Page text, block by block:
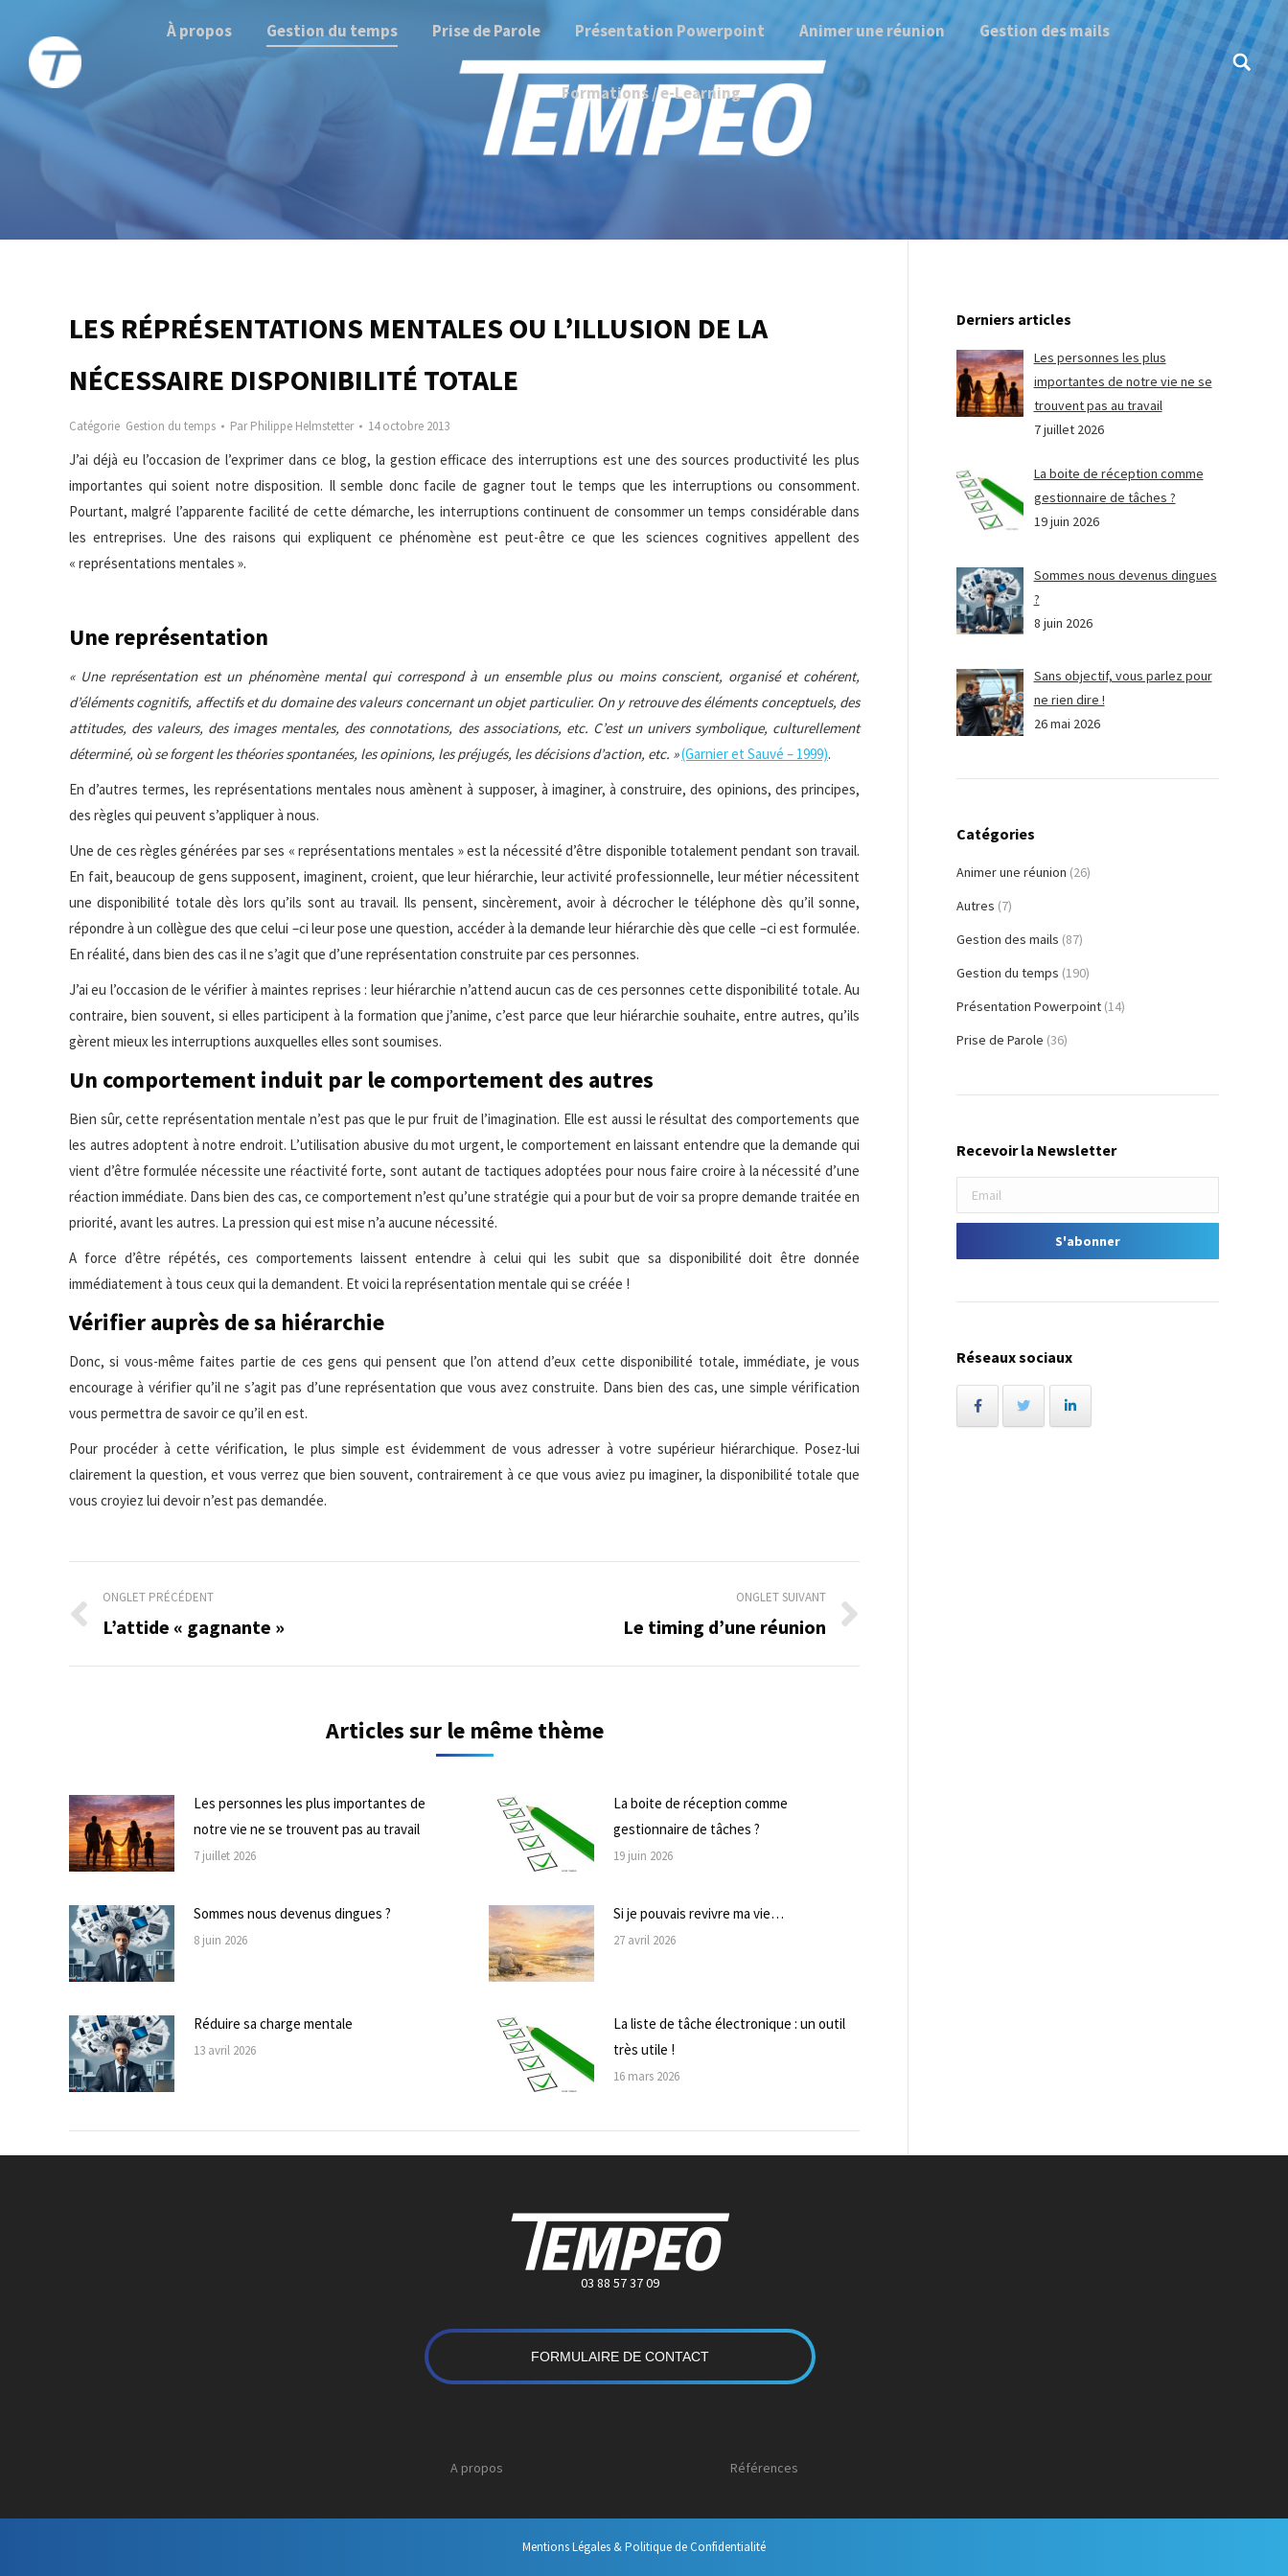
À propos Gestion du temps Prise de Parole Présentation Powerpoint Animer une réunion Gestion des mails
Formations / e-Learning
Search:
LES RÉPRÉSENTATIONS MENTALES OU L’ILLUSION DE LA
NÉCESSAIRE DISPONIBILITÉ TOTALE
Catégorie Gestion du temps ParPhilippe Helmstetter 14 octobre 2013
J’ai déjà eu l’occasion de l’exprimer dans ce blog, la gestion efficace des interruptions est une des sources productivité les plus
importantes qui soient notre disposition. Il semble donc facile de gagner tout le temps que les interruptions ou consomment.
Pourtant, malgré l’apparente facilité de cette démarche, les interruptions continuent de consommer un temps considérable dans
les entreprises. Une des raisons qui expliquent ce phénomène est peut-être ce que les sciences cognitives appellent des
« représentations mentales ».
Une représentation
« Une représentation est un phénomène mental qui correspond à un ensemble plus ou moins conscient, organisé et cohérent,
d’éléments cognitifs, affectifs et du domaine des valeurs concernant un objet particulier. On y retrouve des éléments conceptuels, des
attitudes, des valeurs, des images mentales, des connotations, des associations, etc. C’est un univers symbolique, culturellement
déterminé, où se forgent les théories spontanées, les opinions, les préjugés, les décisions d’action, etc. »(Garnier et Sauvé – 1999).
En d’autres termes, les représentations mentales nous amènent à supposer, à imaginer, à construire, des opinions, des principes,
des règles qui peuvent s’appliquer à nous.
Une de ces règles générées par ses « représentations mentales » est la nécessité d’être disponible totalement pendant son travail.
En fait, beaucoup de gens supposent, imaginent, croient, que leur hiérarchie, leur activité professionnelle, leur métier nécessitent
une disponibilité totale dès lors qu’ils sont au travail. Ils pensent, sincèrement, avoir à décrocher le téléphone dès qu’il sonne,
répondre à un collègue des que celui –ci leur pose une question, accéder à la demande leur hiérarchie dès que celle –ci est formulée.
En réalité, dans bien des cas il ne s’agit que d’une représentation construite par ces personnes.
J’ai eu l’occasion de le vérifier à maintes reprises : leur hiérarchie n’attend aucun cas de ces personnes cette disponibilité totale. Au
contraire, bien souvent, si elles participent à la formation que j’anime, c’est parce que leur hiérarchie souhaite, entre autres, qu’ils
gèrent mieux les interruptions auxquelles elles sont soumises.
Un comportement induit par le comportement des autres
Bien sûr, cette représentation mentale n’est pas que le pur fruit de l’imagination. Elle est aussi le résultat des comportements que
les autres adoptent à notre endroit. L’utilisation abusive du mot urgent, le comportement en laissant entendre que la demande qui
vient d’être formulée nécessite une réactivité forte, sont autant de tactiques adoptées pour nous faire croire à la nécessité d’une
réaction immédiate. Dans bien des cas, ce comportement n’est qu’une stratégie qui a pour but de voir sa propre demande traitée en
priorité, avant les autres. La pression qui est mise n’a aucune nécessité.
A force d’être répétés, ces comportements laissent entendre à celui qui les subit que sa disponibilité doit être donnée
immédiatement à tous ceux qui la demandent. Et voici la représentation mentale qui se créée !
Vérifier auprès de sa hiérarchie
Donc, si vous-même faites partie de ces gens qui pensent que l’on attend d’eux cette disponibilité totale, immédiate, je vous
encourage à vérifier qu’il ne s’agit pas d’une représentation que vous avez construite. Dans bien des cas, une simple vérification
vous permettra de savoir ce qu’il en est.
Pour procéder à cette vérification, le plus simple est évidemment de vous adresser à votre supérieur hiérarchique. Posez-lui
clairement la question, et vous verrez que bien souvent, contrairement à ce que vous aviez pu imaginer, la disponibilité totale que
vous croyiez lui devoir n’est pas demandée.
Navigation
de
commentaire
ONGLET PRÉCÉDENT
Onglet
L’attide « gagnante »
ONGLET SUIVANT
Le timing d’une réunion
Articles sur le même thème
Les personnes les plus importantes de
notre vie ne se trouvent pas au travail
7 juillet 2026
La boite de réception comme
gestionnaire de tâches ?
19 juin 2026
Sommes nous devenus dingues ?
8 juin 2026
Si je pouvais revivre ma vie…
27 avril 2026
Réduire sa charge mentale
13 avril 2026
La liste de tâche électronique : un outil
très utile !
16 mars 2026
Derniers articles
Les personnes les plus
importantes de notre vie ne se
trouvent pas au travail
7 juillet 2026
La boite de réception comme
gestionnaire de tâches ?
19 juin 2026
Sommes nous devenus dingues
?
8 juin 2026
Sans objectif, vous parlez pour
ne rien dire !
26 mai 2026
Catégories
Animer une réunion (26)
Autres (7)
Gestion des mails (87)
Gestion du temps (190)
Présentation Powerpoint (14)
Prise de Parole (36)
Recevoir la Newsletter
Réseaux sociaux
03 88 57 37 09
FORMULAIRE DE CONTACT
A propos Références
Mentions Légales & Politique de Confidentialité